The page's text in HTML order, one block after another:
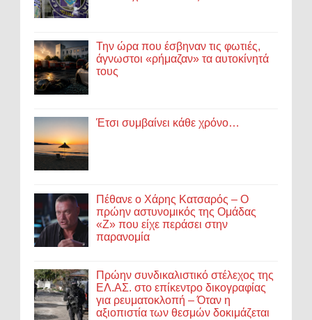
Την ώρα που έσβηναν τις φωτιές,
άγνωστοι «ρήμαζαν» τα αυτοκίνητά
τους
Έτσι συμβαίνει κάθε χρόνο…
Πέθανε ο Χάρης Κατσαρός – Ο
πρώην αστυνομικός της Ομάδας
«Ζ» που είχε περάσει στην
παρανομία
Πρώην συνδικαλιστικό στέλεχος της
ΕΛ.ΑΣ. στο επίκεντρο δικογραφίας
για ρευματοκλοπή – Όταν η
αξιοπιστία των θεσμών δοκιμάζεται